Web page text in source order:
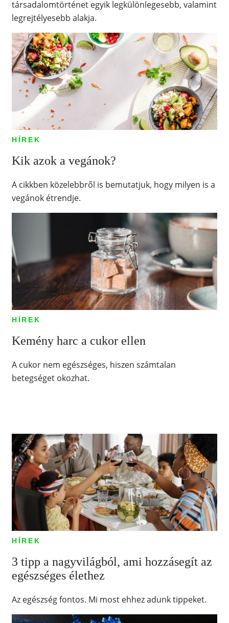
társadalomtörténet egyik legkülönlegesebb, valamint
legrejtélyesebb alakja.
HÍREK
Kik azok a vegánok?
A cikkben közelebbről is bemutatjuk, hogy milyen is a
vegánok étrendje.
HÍREK
Kemény harc a cukor ellen
A cukor nem egészséges, hiszen számtalan
betegséget okozhat.
HÍREK
3 tipp a nagyvilágból, ami hozzásegít az
egészséges élethez
Az egészség fontos. Mi most ehhez adunk tippeket.